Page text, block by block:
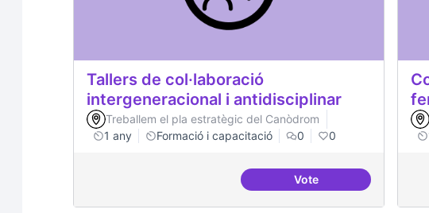
Tallers de col·laboració
intergeneracional i antidisciplinar
Treballem el pla estratègic del Canòdrom
1 any
Formació i capacitació 0 0
VoteTallers de